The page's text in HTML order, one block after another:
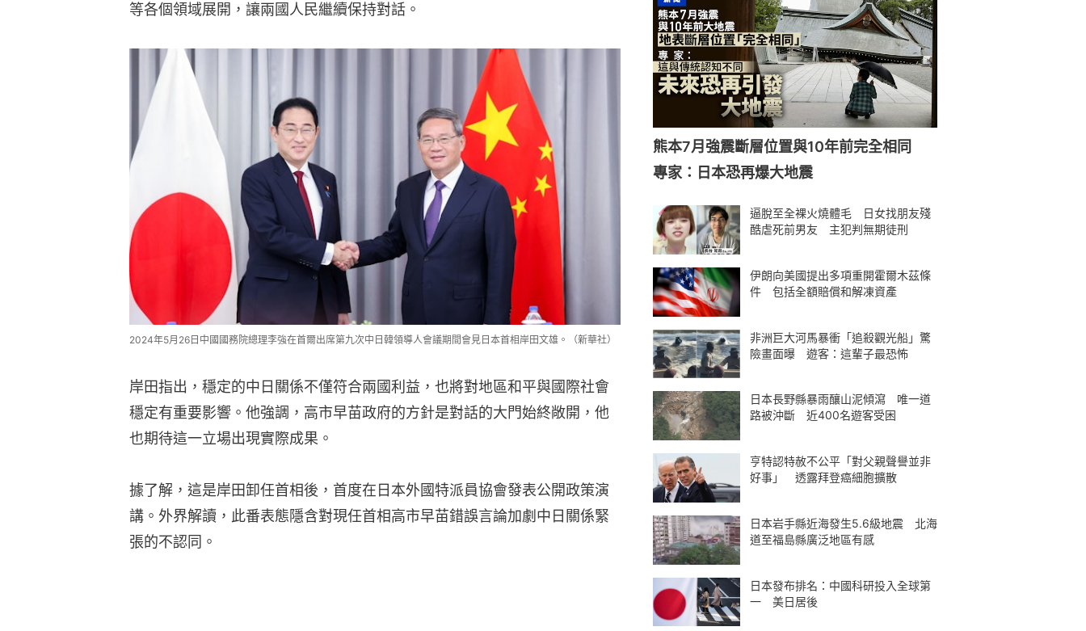
等各個領域展開，讓兩國人民繼續保持對話。
2024年5月26日中國國務院總理李強在首爾出席第九次中日韓領導人會議期間會見日本首相岸田文雄。（新華社）
岸田指出，穩定的中日關係不僅符合兩國利益，也將對地區和平與國際社會
穩定有重要影響。他強調，高市早苗政府的方針是對話的大門始終敞開，他
也期待這一立場出現實際成果。
據了解，這是岸田卸任首相後，首度在日本外國特派員協會發表公開政策演
講。外界解讀，此番表態隱含對現任首相高市早苗錯誤言論加劇中日關係緊
張的不認同。
熊本7月強震斷層位置與10年前完全相同
專家：日本恐再爆大地震
逼脫至全裸火燒體毛 日女找朋友殘
酷虐死前男友 主犯判無期徒刑
伊朗向美國提出多項重開霍爾木茲條
件 包括全額賠償和解凍資產
非洲巨大河馬暴衝「追殺觀光船」驚
險畫面曝 遊客：這輩子最恐怖
日本長野縣暴雨釀山泥傾瀉 唯一道
路被沖斷 近400名遊客受困
亨特認特赦不公平「對父親聲譽並非
好事」 透露拜登癌細胞擴散
日本岩手縣近海發生5.6級地震 北海
道至福島縣廣泛地區有感
日本發布排名：中國科研投入全球第
一 美日居後